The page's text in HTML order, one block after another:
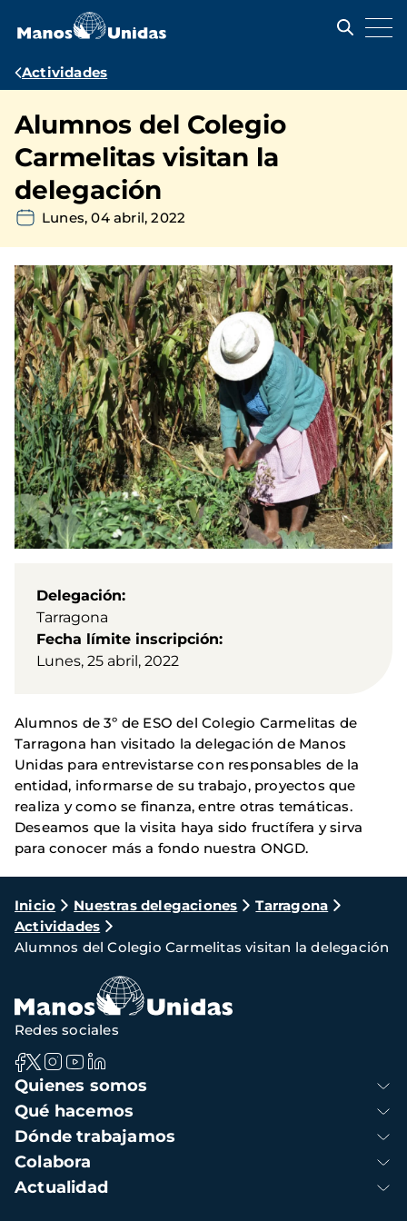
contenido
Ruta
navegación
Actividades
Alumnos del Colegio
Carmelitas visitan la
delegación
Lunes, 04 abril, 2022
Delegación
Tarragona
Fecha límite inscripción
Lunes, 25 abril, 2022
Alumnos de 3º de ESO del Colegio Carmelitas de
Tarragona han visitado la delegación de Manos
Unidas para entrevistarse con responsables de la
entidad, informarse de su trabajo, proyectos que
realiza y como se finanza, entre otras temáticas.
Deseamos que la visita haya sido fructífera y sirva
para conocer más a fondo nuestra ONGD.
Ruta
de
navegación
Inicio Nuestras delegaciones
Tarragona
Actividades
Alumnos del Colegio Carmelitas visitan la delegación
Navegación
principal
Quienes somos
Qué hacemos
Dónde trabajamos
Colabora
Actualidad
Redes sociales